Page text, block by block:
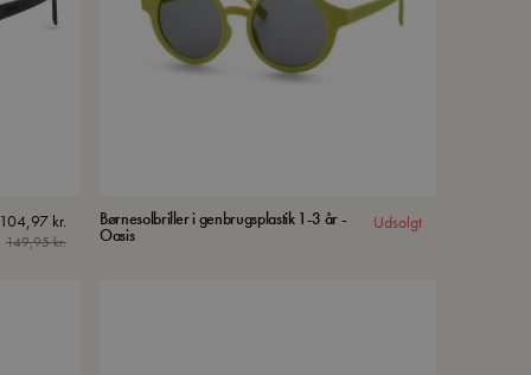
149,95kr.
104,97 kr. Børnesolbriller i genbrugsplastik 1-3 år -
Oasis
Udsolgt